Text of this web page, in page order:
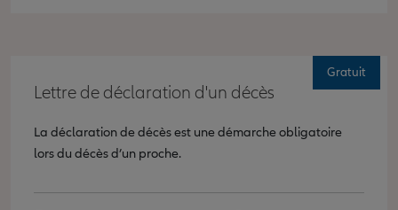
Lettre de déclaration d'un décès
La déclaration de décès est une démarche obligatoire
lors du décès d’un proche.
Gratuit